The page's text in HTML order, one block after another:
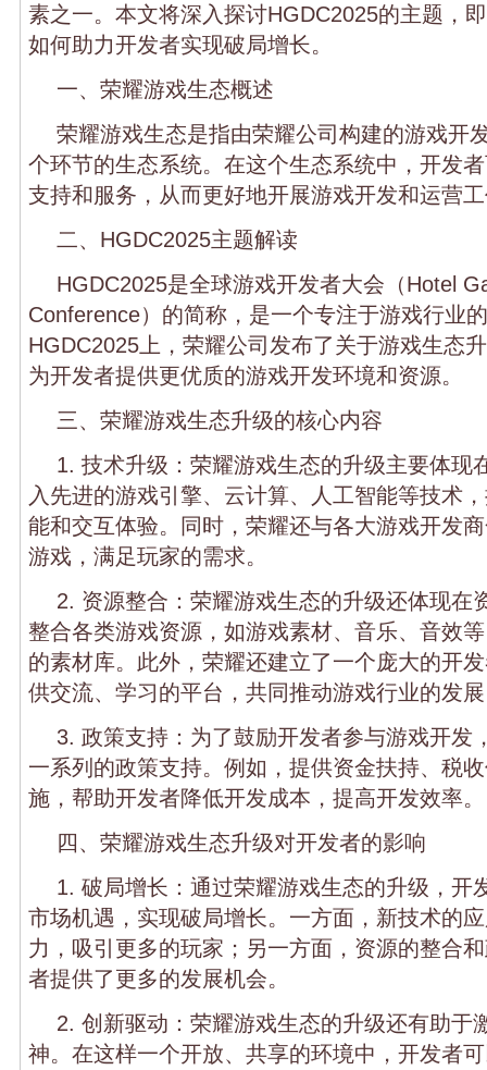
素之一。本文将深入探讨HGDC2025的主题，
如何助力开发者实现破局增长。
一、荣耀游戏生态概述
荣耀游戏生态是指由荣耀公司构建的游戏开
个环节的生态系统。在这个生态系统中，开发
支持和服务，从而更好地开展游戏开发和运营
二、HGDC2025主题解读
HGDC2025是全球游戏开发者大会（Hotel
Conference）的简称，是一个专注于游戏行业
HGDC2025上，荣耀公司发布了关于游戏生态
为开发者提供更优质的游戏开发环境和资源。
三、荣耀游戏生态升级的核心内容
1. 技术升级：荣耀游戏生态的升级主要体现
入先进的游戏引擎、云计算、人工智能等技术
能和交互体验。同时，荣耀还与各大游戏开发
游戏，满足玩家的需求。
2. 资源整合：荣耀游戏生态的升级还体现在
整合各类游戏资源，如游戏素材、音乐、音效
的素材库。此外，荣耀还建立了一个庞大的开
供交流、学习的平台，共同推动游戏行业的发
3. 政策支持：为了鼓励开发者参与游戏开发
一系列的政策支持。例如，提供资金扶持、税
施，帮助开发者降低开发成本，提高开发效率。
四、荣耀游戏生态升级对开发者的影响
1. 破局增长：通过荣耀游戏生态的升级，开
市场机遇，实现破局增长。一方面，新技术的
力，吸引更多的玩家；另一方面，资源的整合
者提供了更多的发展机会。
2. 创新驱动：荣耀游戏生态的升级还有助于
神。在这样一个开放、共享的环境中，开发者